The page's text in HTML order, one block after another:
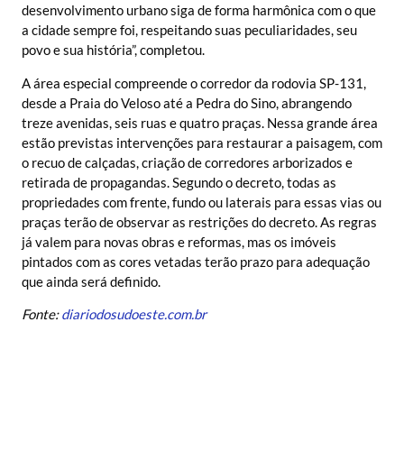
desenvolvimento urbano siga de forma harmônica com o que
a cidade sempre foi, respeitando suas peculiaridades, seu
povo e sua história”, completou.
A área especial compreende o corredor da rodovia SP-131,
desde a Praia do Veloso até a Pedra do Sino, abrangendo
treze avenidas, seis ruas e quatro praças. Nessa grande área
estão previstas intervenções para restaurar a paisagem, com
o recuo de calçadas, criação de corredores arborizados e
retirada de propagandas. Segundo o decreto, todas as
propriedades com frente, fundo ou laterais para essas vias ou
praças terão de observar as restrições do decreto. As regras
já valem para novas obras e reformas, mas os imóveis
pintados com as cores vetadas terão prazo para adequação
que ainda será definido.
Fonte:diariodosudoeste.com.br